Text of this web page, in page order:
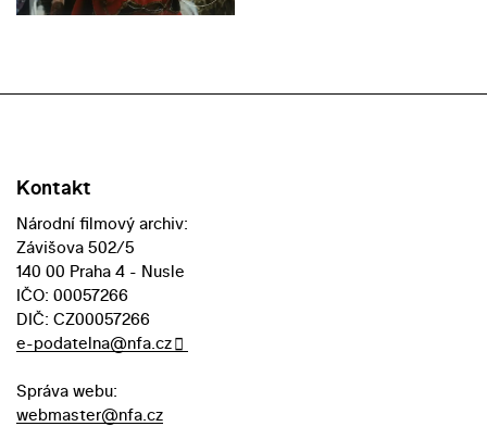
Kontakt
Národní filmový archiv:
Závišova 502/5
140 00 Praha 4 - Nusle
IČO: 00057266
DIČ: CZ00057266
e-podatelna@nfa.cz
Správa webu:
webmaster@nfa.cz